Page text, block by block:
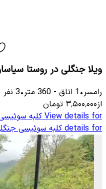
ویلا جنگلی در روستا
رامسر•
1 اتاق -
360 متر•
3 نفر
از۳٬۵۰۰٬۰۰۰ تومان
View details for کلبه
details for کلبه سوئیسی